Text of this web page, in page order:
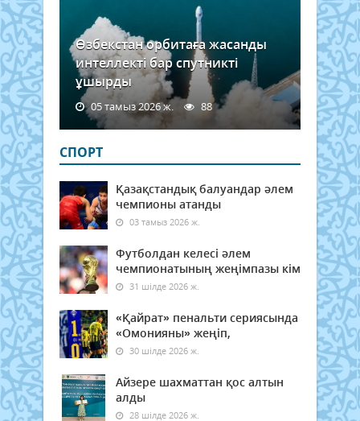
Өзбекстан орбитаға жасанды
интеллекті бар спутникті
ұшырды
05 тамыз 2026 ж. 88
СПОРТ
Қазақстандық балуандар әлем
чемпионы атанды
03 тамыз 2026 ж.
Футболдан келесі әлем
чемпионатының жеңімпазы кім
31 шілде 2026 ж.
«Қайрат» пенальти сериясында
«Омонияны» жеңіп,
30 шілде 2026 ж.
Айзере шахматтан қос алтын
алды
28 шілде 2026 ж.